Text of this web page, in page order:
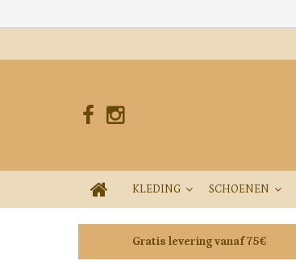
KLEDING SCHOENEN
Gratis levering vanaf 75€